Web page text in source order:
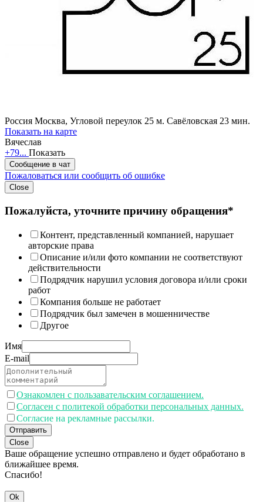
Россия Москва, Угловой переулок 25 м. Савёловская 23 мин.
Показать на карте
Вячеслав
+79... Показать
Сообщение в чат
Пожаловаться или сообщить об ошибке
Close
Пожалуйста, уточните причину обращения*
Контент, представленный компанией, нарушает
авторские права
Описание и/или фото компании не соответствуют
действительности
Подрядчик нарушил условия договора и/или сроки
работ
Компания больше не работает
Подрядчик был замечен в мошенничестве
Другое
Имя
E-mail
Ознакомлен с пользавательским соглашением.
Согласен с политекой обработки персональных данных.
Согласие на рекламные рассылки.
Отправить
Close
Ваше обращение успешно отправлено и будет обработано в
ближайшее время.
Спасибо!
Ok